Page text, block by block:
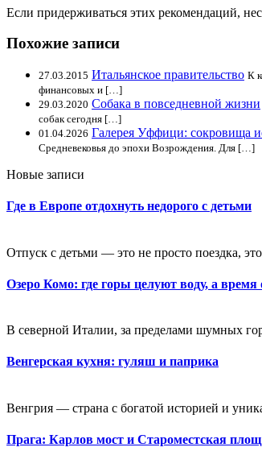
Если придерживаться этих рекомендаций,
Похожие записи
27.03.2015 Итальянское правительство К
финансовых и […]
29.03.2020 Собака в повседневной жизни
собак сегодня […]
01.04.2026 Галерея Уффици: сокровища
Средневековья до эпохи Возрождения. Для […]
Новые записи
Где в Европе отдохнуть недорого с детьми
Отпуск с детьми — это не просто поездка,
Озеро Комо: где горы целуют воду, а время
В северной Италии, за пределами шумных
Венгерская кухня: гуляш и паприка
Венгрия — страна с богатой историей и
Прага: Карлов мост и Староместская